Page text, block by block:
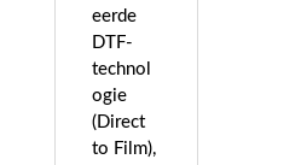
eerde
DTF-
technol
ogie
(Direct
to Film),